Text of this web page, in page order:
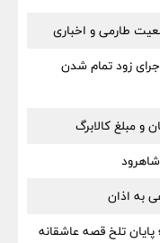
طارمی و اخباری
زود تمام شدن
به اذان
تلخ قصه عاشقانه